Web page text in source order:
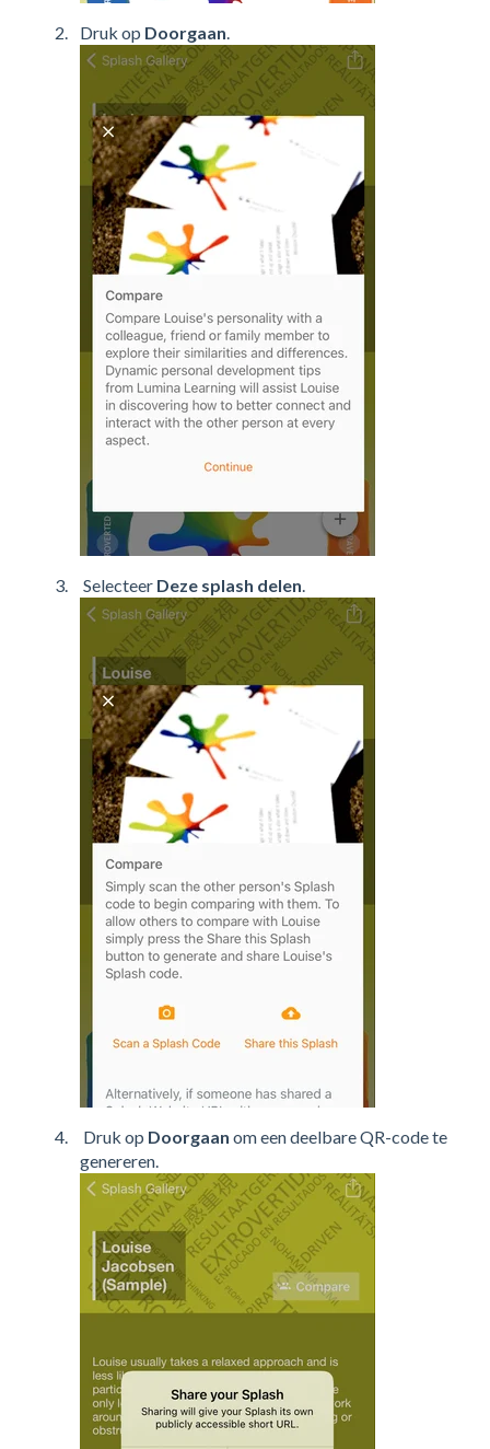
Druk op Doorgaan.
Selecteer Deze splash delen.
Druk op Doorgaan om een deelbare QR-code te
genereren.